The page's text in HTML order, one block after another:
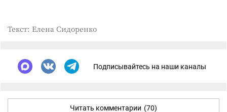
Текст: Елена Сидоренко
Подписывайтесь на наши каналы
Читать комментарии (70)